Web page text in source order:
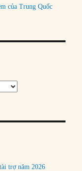
của Trung Quốc
trợ năm 2026